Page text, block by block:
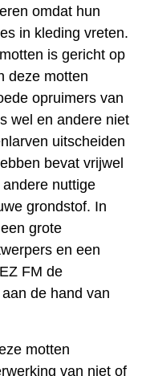
omdat hun
in kleding vreten.
is gericht op
deze motten
opruimers van
wel en andere niet
uitscheiden
bevat vrijwel
nuttige
grondstof. In
grote
en een
FM de
de hand van
motten
van niet of